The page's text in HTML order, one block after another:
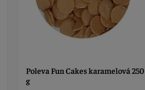
Poleva Fun Cakes karamelová 250
g